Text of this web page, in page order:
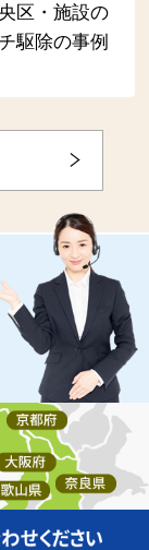
区・施設の
駆除の事例